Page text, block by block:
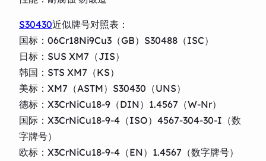
S30430近似牌号对照表：
国标：06Cr18Ni9Cu3（GB）S30488（ISC）
日标：SUS XM7（JIS）
韩国：STS XM7（KS）
美标：XM7（ASTM）S30430（UNS）
德标：X3CrNiCu18-9（DIN）1.4567（W-Nr）
国际：X3CrNiCu18-9-4（ISO）4567-304-30-I（数
字牌号）
欧标：X3CrNiCu18-9-4（EN）1.4567（数字牌号）